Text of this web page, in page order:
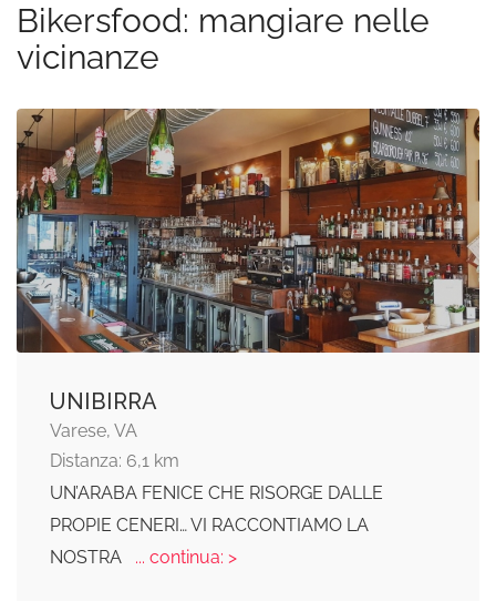
Bikersfood: mangiare nelle
vicinanze
UNIBIRRA
Varese, VA
Distanza: 6,1 km
UN’ARABA FENICE CHE RISORGE DALLE
PROPIE CENERI… VI RACCONTIAMO LA
NOSTRA
... continua: >